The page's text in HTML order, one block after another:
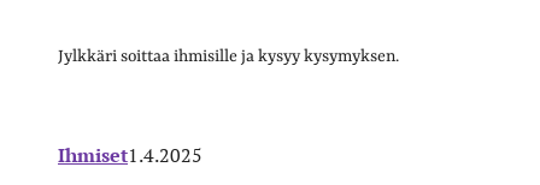
Jylkkäri soittaa ihmisille ja kysyy kysymyksen.
Ihmiset1.4.2025